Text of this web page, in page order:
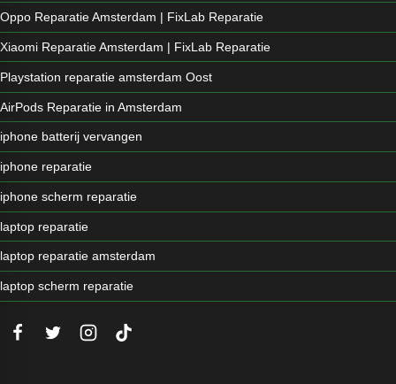
Oppo Reparatie Amsterdam | FixLab Reparatie
Xiaomi Reparatie Amsterdam | FixLab Reparatie
Playstation reparatie amsterdam Oost
AirPods Reparatie in Amsterdam
iphone batterij vervangen
iphone reparatie
iphone scherm reparatie
laptop reparatie
laptop reparatie amsterdam
laptop scherm reparatie